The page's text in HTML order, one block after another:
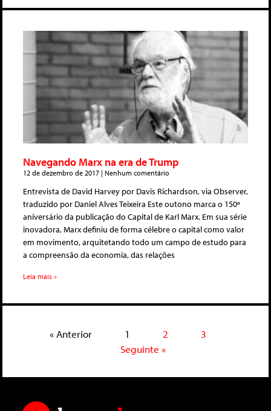
Navegando Marx na era de Trump
12 de dezembro de 2017 Nenhum comentário
Entrevista de David Harvey por Davis Richardson, via Observer,
traduzido por Daniel Alves Teixeira Este outono marca o 150º
aniversário da publicação do Capital de Karl Marx. Em sua série
inovadora, Marx definiu de forma célebre o capital como valor
em movimento, arquitetando todo um campo de estudo para
a compreensão da economia, das relações
Leia mais »
« Anterior 1 2
3
Seguinte »